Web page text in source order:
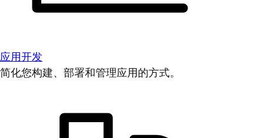
应用开发
简化您构建、部署和管理应用的方式。